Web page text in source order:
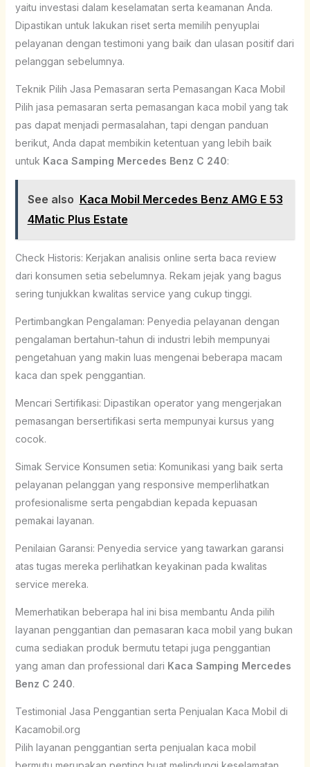
yaitu investasi dalam keselamatan serta keamanan Anda.
Dipastikan untuk lakukan riset serta memilih penyuplai
pelayanan dengan testimoni yang baik dan ulasan positif dari
pelanggan sebelumnya.
Teknik Pilih Jasa Pemasaran serta Pemasangan Kaca Mobil
Pilih jasa pemasaran serta pemasangan kaca mobil yang tak
pas dapat menjadi permasalahan, tapi dengan panduan
berikut, Anda dapat membikin ketentuan yang lebih baik
untuk Kaca Samping Mercedes Benz C 240:
See also Kaca Mobil Mercedes Benz AMG E 53
4Matic Plus Estate
Check Historis: Kerjakan analisis online serta baca review
dari konsumen setia sebelumnya. Rekam jejak yang bagus
sering tunjukkan kwalitas service yang cukup tinggi.
Pertimbangkan Pengalaman: Penyedia pelayanan dengan
pengalaman bertahun-tahun di industri lebih mempunyai
pengetahuan yang makin luas mengenai beberapa macam
kaca dan spek penggantian.
Mencari Sertifikasi: Dipastikan operator yang mengerjakan
pemasangan bersertifikasi serta mempunyai kursus yang
cocok.
Simak Service Konsumen setia: Komunikasi yang baik serta
pelayanan pelanggan yang responsive memperlihatkan
profesionalisme serta pengabdian kepada kepuasan
pemakai layanan.
Penilaian Garansi: Penyedia service yang tawarkan garansi
atas tugas mereka perlihatkan keyakinan pada kwalitas
service mereka.
Memerhatikan beberapa hal ini bisa membantu Anda pilih
layanan penggantian dan pemasaran kaca mobil yang bukan
cuma sediakan produk bermutu tetapi juga penggantian
yang aman dan professional dari Kaca Samping Mercedes
Benz C 240.
Testimonial Jasa Penggantian serta Penjualan Kaca Mobil di
Kacamobil.org
Pilih layanan penggantian serta penjualan kaca mobil